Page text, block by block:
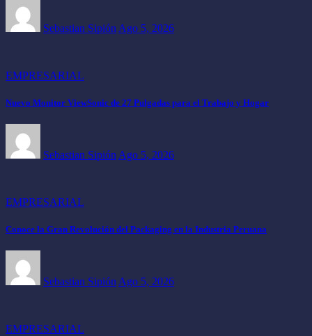
Sebastian Sipión Ago 5, 2026
EMPRESARIAL
Nuevo Monitor ViewSonic de 27 Pulgadas para el Trabajo y Hogar
Sebastian Sipión Ago 5, 2026
EMPRESARIAL
Conoce la Gran Revolución del Packaging en la Industria Peruana
Sebastian Sipión Ago 5, 2026
EMPRESARIAL